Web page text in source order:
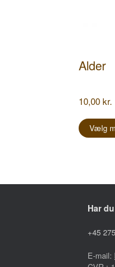
Alder
10,00kr.
Vælg
Har
+45
E-mail: